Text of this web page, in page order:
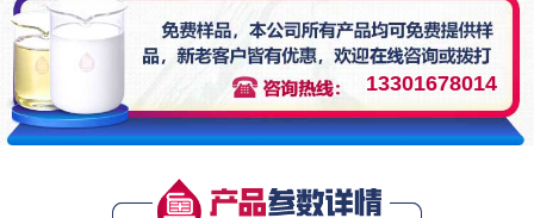
13301678014